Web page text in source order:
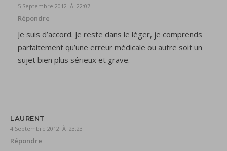
5 Septembre 2012 À 22:07
Répondre
Je suis d’accord. Je reste dans le léger, je comprends
parfaitement qu’une erreur médicale ou autre soit un
sujet bien plus sérieux et grave.
LAURENT
4 Septembre 2012 À 23:23
Répondre